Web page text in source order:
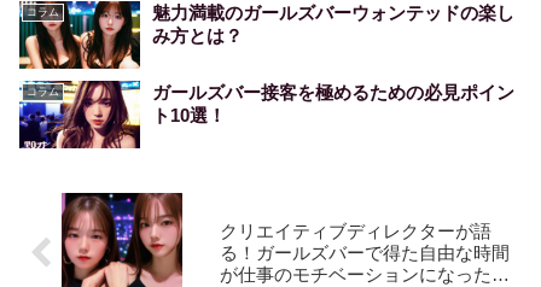
コラム
魅力満載のガールズバーウォンテッドの楽し
み方とは？
コラム
ガールズバー接客を極めるための必見ポイン
ト10選！
クリエイティブディレクターが語
る！ガールズバーで得た自由な時間
が仕事のモチベーションになった理